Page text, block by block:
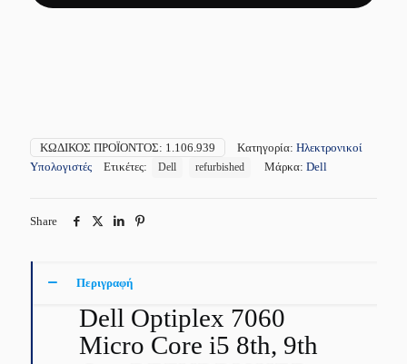
8th,
ΚΩΔΙΚΌΣ ΠΡΟΪΌΝΤΟΣ: 1.106.939 Κατηγορία: Ηλεκτρονικοί
Υπολογιστές
Ετικέτες: Dell refurbished Μάρκα: Dell
Share
Περιγραφή
Dell Optiplex 7060
Micro Core i5 8th, 9th